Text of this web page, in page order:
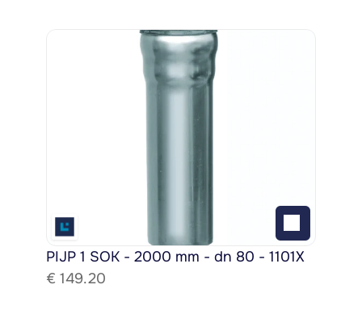
PIJP 1 SOK - 2000 mm - dn 80 - 1101X
€ 149.20